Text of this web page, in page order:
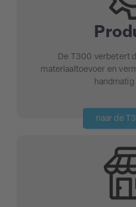
De T300 verbetert
materiaaltoevoer en
naar de